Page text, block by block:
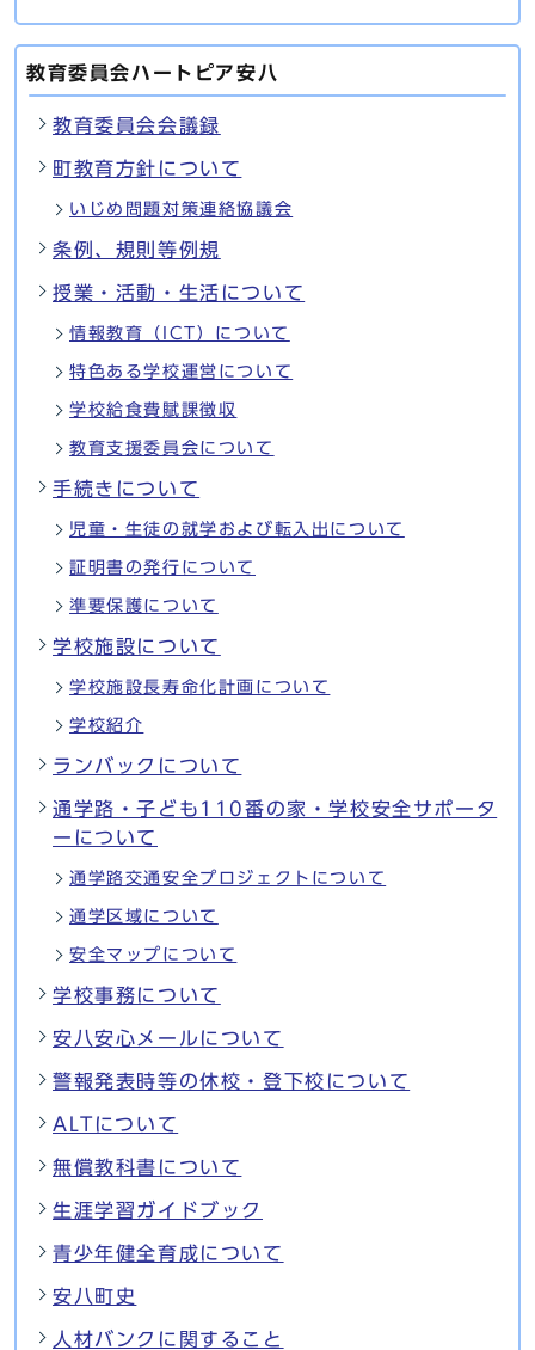
教育委員会ハートピア安八
教育委員会会議録
町教育方針について
いじめ問題対策連絡協議会
条例、規則等例規
授業・活動・生活について
情報教育（ICT）について
特色ある学校運営について
学校給食費賦課徴収
教育支援委員会について
手続きについて
児童・生徒の就学および転入出について
証明書の発行について
準要保護について
学校施設について
学校施設長寿命化計画について
学校紹介
ランバックについて
通学路・子ども110番の家・学校安全サポータ
ーについて
通学路交通安全プロジェクトについて
通学区域について
安全マップについて
学校事務について
安八安心メールについて
警報発表時等の休校・登下校について
ALTについて
無償教科書について
生涯学習ガイドブック
青少年健全育成について
安八町史
人材バンクに関すること